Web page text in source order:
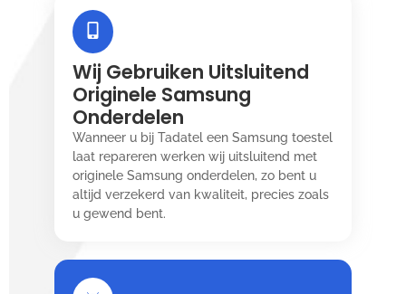
Wij Gebruiken Uitsluitend
Originele Samsung
Onderdelen
Wanneer u bij Tadatel een Samsung toestel
laat repareren werken wij uitsluitend met
originele Samsung onderdelen, zo bent u
altijd verzekerd van kwaliteit, precies zoals
u gewend bent.